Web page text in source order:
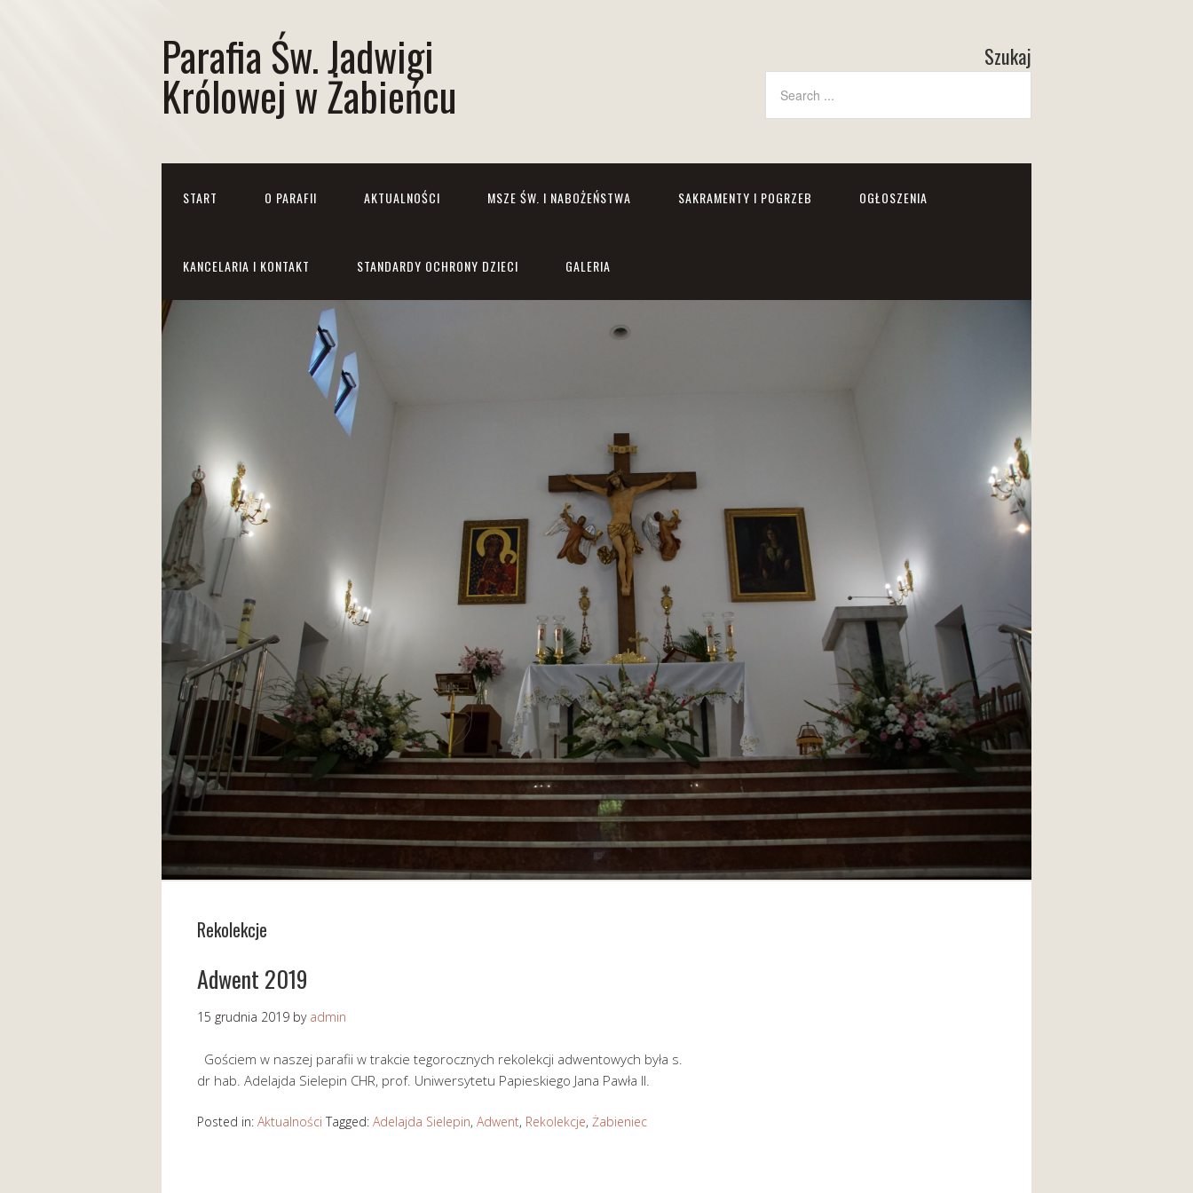
Parafia Św. Jadwigi
Królowej w Żabieńcu
Szukaj
START O PARAFII AKTUALNOŚCI MSZE ŚW. I NABOŻEŃSTWA SAKRAMENTY I POGRZEB OGŁOSZENIA
KANCELARIA I KONTAKT STANDARDY OCHRONY DZIECI GALERIA
Rekolekcje
Adwent 2019
15 grudnia 2019 by admin
Gościem w naszej parafii w trakcie tegorocznych rekolekcji adwentowych była s.
dr hab. Adelajda Sielepin CHR, prof. Uniwersytetu Papieskiego Jana Pawła II.
Posted in: Aktualności Tagged: Adelajda Sielepin, Adwent, Rekolekcje, Żabieniec